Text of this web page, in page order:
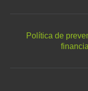
Política de